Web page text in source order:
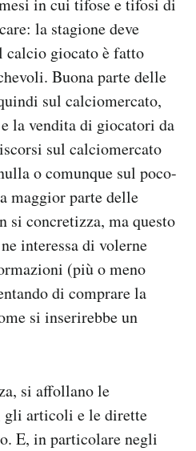
in cui tifose e tifosi di
la stagione deve
calcio giocato è fatto
Buona parte delle
sul calciomercato,
la vendita di giocatori da
sul calciomercato
o comunque sul poco-
maggior parte delle
si concretizza, ma questo
interessa di volerne
(più o meno
di comprare la
si inserirebbe un
si affollano le
gli articoli e le dirette
E, in particolare negli